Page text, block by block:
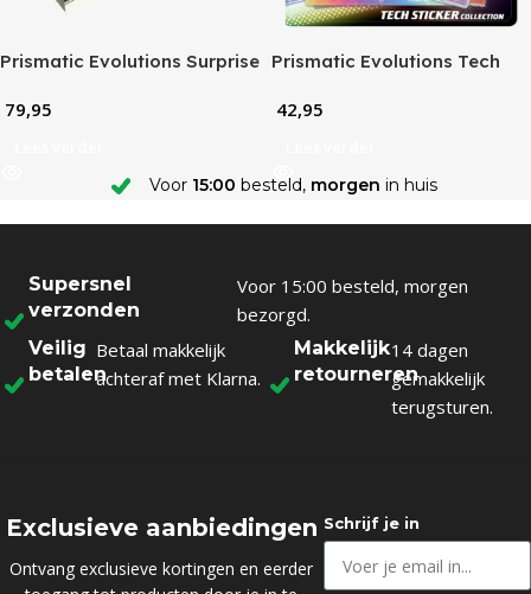
Prismatic Evolutions Surprise
79,95
Prismatic Evolutions Tech
Variant
42,95
Voor 15:00 besteld, morgen in huis
Supersnel
verzonden
Voor 15:00 besteld, morgen
bezorgd.
Veilig
betalen
Betaal makkelijk
achteraf met Klarna.
Makkelijk
retourneren
14 dagen
gemakkelijk
terugsturen.
Exclusieve aanbiedingen
Ontvang exclusieve kortingen en eerder
Schrijf je in